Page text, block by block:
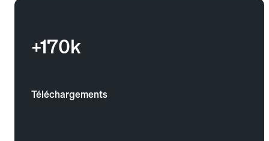
+170k
Téléchargements